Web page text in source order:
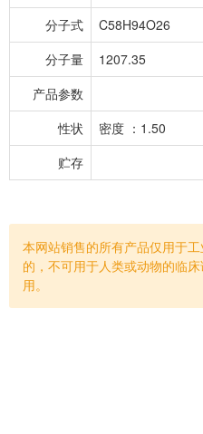
分子式
C58H94O26
分子量
1207.35
产品参数
性状
密度 ：1.50
贮存
本网站销售的所有产品仅用于
的，不可用于人类或动物的临
用。